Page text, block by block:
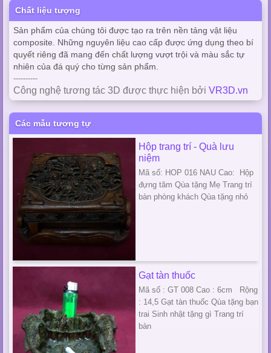
Chất liệu tượng
Sản phẩm của chúng tôi được tạo ra trên nền tảng vật liệu
composite. Những nguyên liệu cao cấp được ứng dụng theo bí
quyết riêng đã mang đến chất lượng vượt trội và màu sắc tự
nhiên của đá quý cho từng sản phẩm.
----------
Công nghệ tương tác 3D được thực hiện bởi VR3D.vn
Các mẫu tương tự
Hộp trang trí - Quà lưu
niệm
Mã số: HOP 016 NAU Cao: Hộp
đựng tăm Qùa tặng Mẹ Trang trí
bàn phòng khách Qùa tặng nhỏ
Gạt tàn thuốc
Mã số : GT 008 Cao : 6cm Rộng
: 14,5 Gạt tàn thuốc Qùa tặng bạn
trai Sinh nhật tặng gì Trang trí
bàn